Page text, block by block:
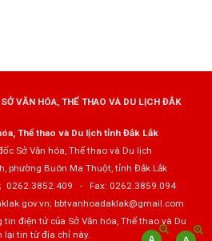
VĂN HÓA, THỂ THAO VÀ DU LỊCH ĐẮK
Thể thao và Du lịch tỉnh Đắk Lắk
Sở Văn hóa, Thể thao và Du lịch
phường Buôn Ma Thuột, tỉnh Đắk Lắk
0262.3852.409 - Fax: 0262.3859.094
bbtvanhoadaklak@gmail.com
điện tử của Sở Văn hóa, Thể thao và Du
lại tin từ địa chỉ này.